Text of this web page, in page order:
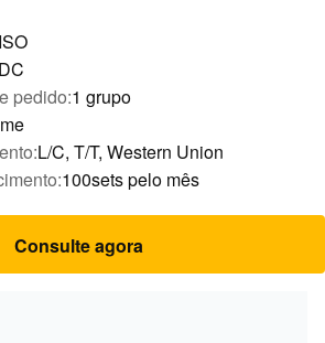
pedido:1 grupo
L/C, T/T, Western Union
100sets pelo mês
Consulte agora